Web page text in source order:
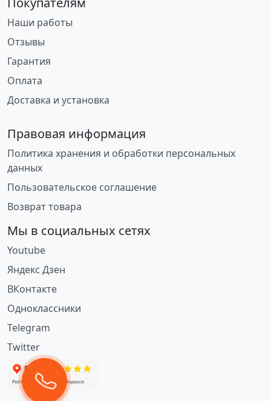
Наши работы
Отзывы
Гарантия
Оплата
Доставка и установка
Правовая информация
Политика хранения и обработки персональных
данных
Пользовательское соглашение
Возврат товара
Мы в социальных сетях
Youtube
Яндекс Дзен
ВКонтакте
Одноклассники
Telegram
Twitter